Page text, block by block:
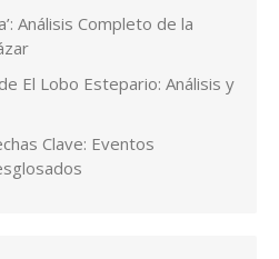
Análisis Completo de la
El Lobo Estepario: Análisis y
Clave: Eventos